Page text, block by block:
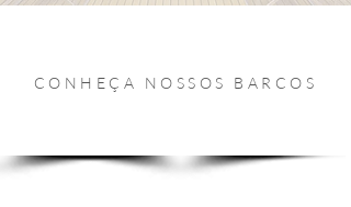
CONHEÇA NOSSOS BARCOS